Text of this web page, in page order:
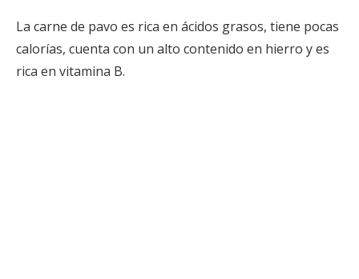
La carne de pavo es rica en ácidos grasos, tiene pocas
calorías, cuenta con un alto contenido en hierro y es
rica en vitamina B.